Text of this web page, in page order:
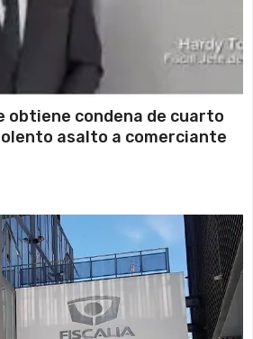
obtiene condena de cuarto
asalto a comerciante